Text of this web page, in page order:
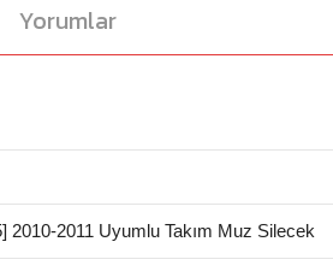
Yorumlar
2011 Uyumlu Takım Muz Silecek